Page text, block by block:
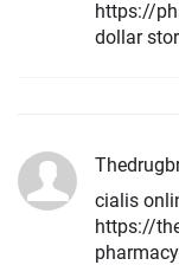
https://
dollar
cialis
https://